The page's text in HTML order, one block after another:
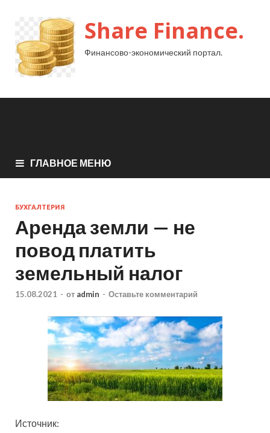
Share Finance.
Финансово-экономический портал.
ГЛАВНОЕ МЕНЮ
БУХГАЛТЕРИЯ
Аренда земли — не
повод платить
земельный налог
15.08.2021 - от admin - Оставьте комментарий
Источник: